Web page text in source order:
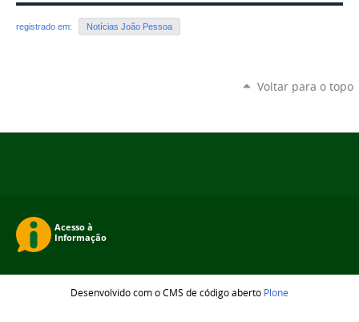
registrado em: Notícias João Pessoa
Voltar para o topo
Desenvolvido com o CMS de código aberto Plone